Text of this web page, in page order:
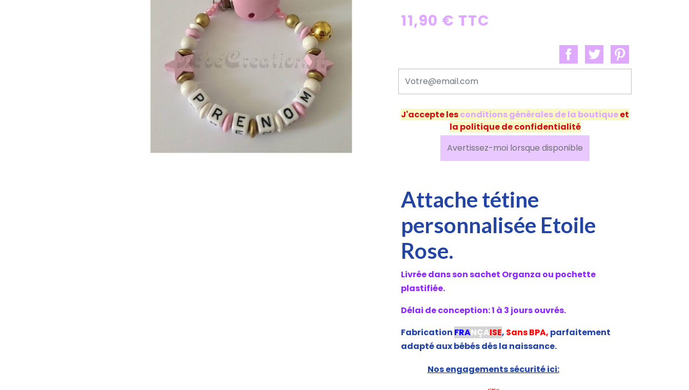
11,90 € TTC
J'accepte lesconditions générales de la boutiqueet
la politique de confidentialité
Avertissez-moi lorsque disponible
Attache tétine
personnalisée Etoile
Rose.
Livrée dans son sachet Organza ou pochette
plastifiée.
Délai de conception: 1 à 3 jours ouvrés.
Fabrication FRANÇAISE, Sans BPA, parfaitement
adapté aux bébés dés la naissance.
Nos engagements sécurité ici: